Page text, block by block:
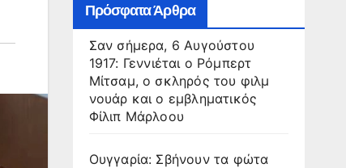
Πρόσφατα Άρθρα
Σαν σήμερα, 6 Αυγούστου
1917: Γεννιέται ο Ρόμπερτ
Μίτσαμ, ο σκληρός του φιλμ
νουάρ και ο εμβληματικός
Φίλιπ Μάρλοου
Ουγγαρία: Σβήνουν τα φώτα